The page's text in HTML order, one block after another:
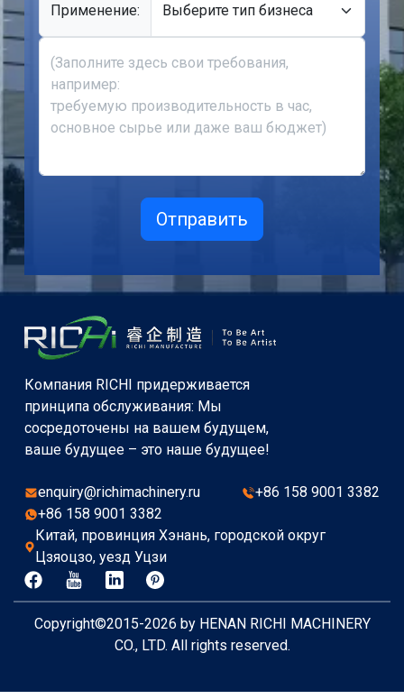
Применение:
Компания RICHI придерживается
принципа обслуживания: Мы
сосредоточены на вашем будущем,
ваше будущее – это наше будущее!
enquiry@richimachinery.ru
+86 158 9001 3382
+86 158 9001 3382
Китай, провинция Хэнань, городской округ
Цзяоцзо, уезд Уцзи
Copyright©2015-2026 by HENAN RICHI MACHINERY
CO., LTD. All rights reserved.